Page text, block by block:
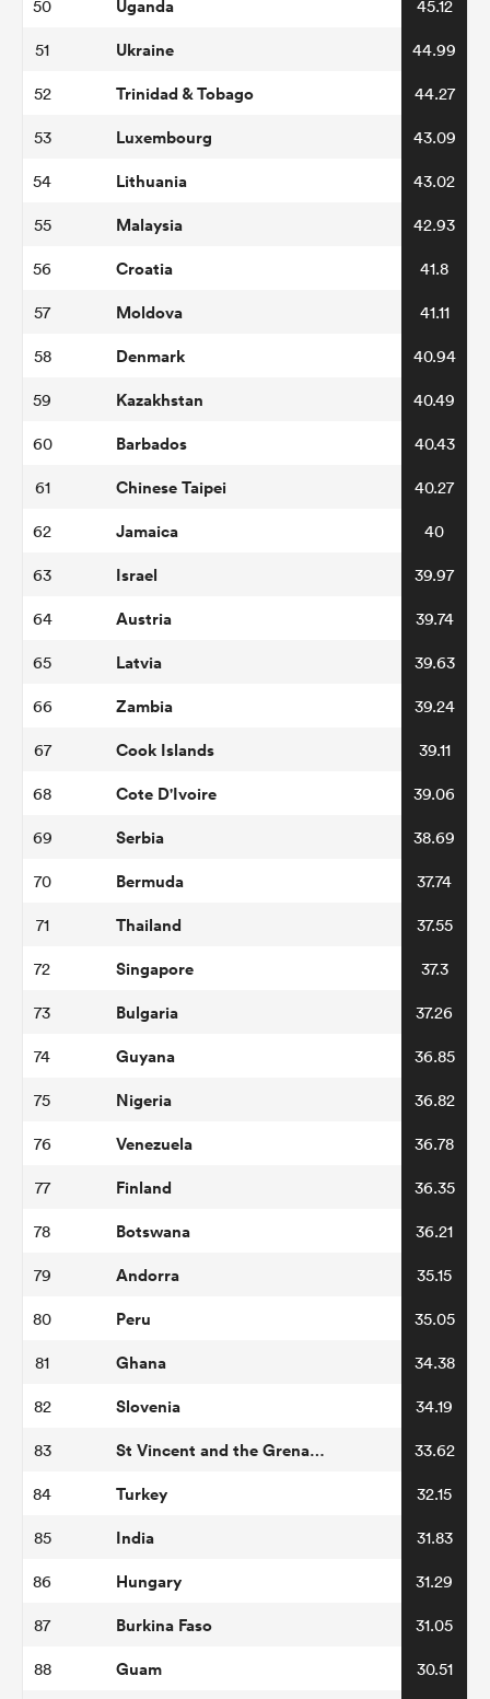
50 Uganda 45.12
51 Ukraine 44.99
52 Trinidad & Tobago 44.27
53 Luxembourg 43.09
54 Lithuania 43.02
55 Malaysia 42.93
56 Croatia 41.8
57 Moldova 41.11
58 Denmark 40.94
59 Kazakhstan 40.49
60 Barbados 40.43
61 Chinese Taipei 40.27
62 Jamaica 40
63 Israel 39.97
64 Austria 39.74
65 Latvia 39.63
66 Zambia 39.24
67 Cook Islands 39.11
68 Cote D'Ivoire 39.06
69 Serbia 38.69
70 Bermuda 37.74
71 Thailand 37.55
72 Singapore 37.3
73 Bulgaria 37.26
74 Guyana 36.85
75 Nigeria 36.82
76 Venezuela 36.78
77 Finland 36.35
78 Botswana 36.21
79 Andorra 35.15
80 Peru 35.05
81 Ghana 34.38
82 Slovenia 34.19
83 St Vincent and the Grenadines 33.62
84 Turkey 32.15
85 India 31.83
86 Hungary 31.29
87 Burkina Faso 31.05
88 Guam 30.51